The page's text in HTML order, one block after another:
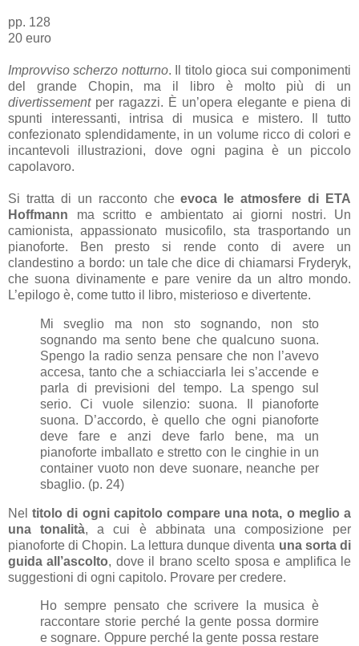
pp. 128
20 euro
Improvviso scherzo notturno. Il titolo gioca sui componimenti
del grande Chopin, ma il libro è molto più di un
divertissement per ragazzi. È un’opera elegante e piena di
spunti interessanti, intrisa di musica e mistero. Il tutto
confezionato splendidamente, in un volume ricco di colori e
incantevoli illustrazioni, dove ogni pagina è un piccolo
capolavoro.
Si tratta di un racconto cheevoca le atmosfere di ETA
Hoffmann ma scritto e ambientato ai giorni nostri. Un
camionista, appassionato musicofilo, sta trasportando un
pianoforte. Ben presto si rende conto di avere un
clandestino a bordo: un tale che dice di chiamarsi Fryderyk,
che suona divinamente e pare venire da un altro mondo.
L’epilogo è, come tutto il libro, misterioso e divertente.
Mi sveglio ma non sto sognando, non sto
sognando ma sento bene che qualcuno suona.
Spengo la radio senza pensare che non l’avevo
accesa, tanto che a schiacciarla lei s’accende e
parla di previsioni del tempo. La spengo sul
serio. Ci vuole silenzio: suona. Il pianoforte
suona. D’accordo, è quello che ogni pianoforte
deve fare e anzi deve farlo bene, ma un
pianoforte imballato e stretto con le cinghie in un
container vuoto non deve suonare, neanche per
sbaglio. (p. 24)
Neltitolo di ogni capitolo compare una nota, o meglio a
una tonalità, a cui è abbinata una composizione per
pianoforte di Chopin. La lettura dunque diventa una sorta di
guida all’ascolto, dove il brano scelto sposa e amplifica le
suggestioni di ogni capitolo. Provare per credere.
Ho sempre pensato che scrivere la musica è
raccontare storie perché la gente possa dormire
e sognare. Oppure perché la gente possa restare